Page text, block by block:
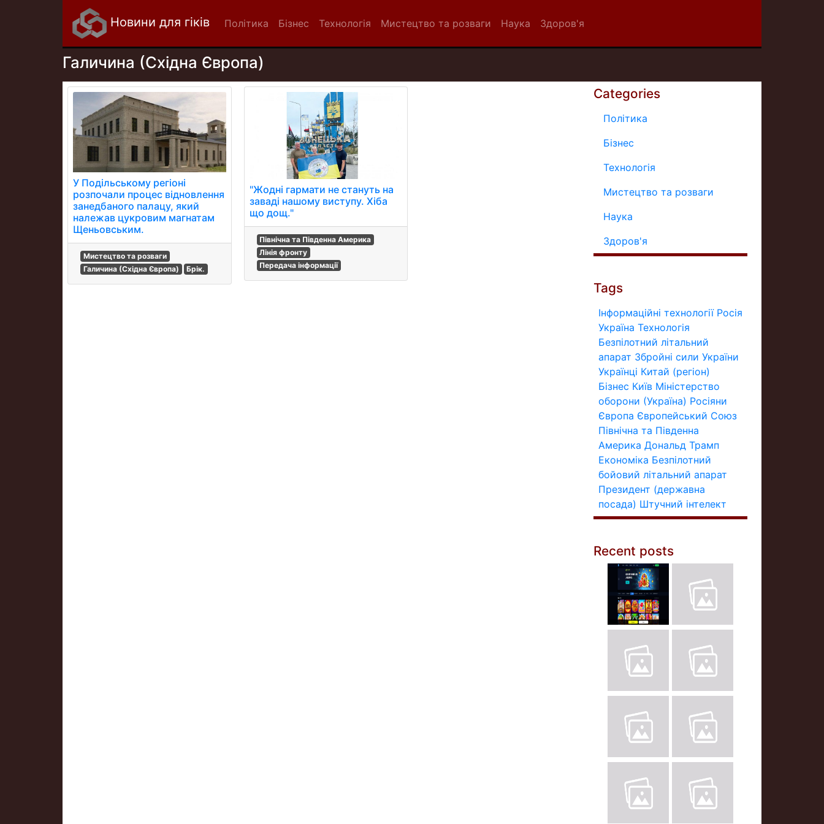
Новини для гіків Політика Бізнес Технологія Мистецтво та розваги Наука Здоров'я
Галичина (Східна Європа)
У Подільському регіоні
розпочали процес відновлення
занедбаного палацу, який
належав цукровим магнатам
Щеньовським.
Мистецтво та розваги
Галичина (Східна Європа)
Брік.
"Жодні гармати не стануть на
заваді нашому виступу. Хіба
що дощ."
Північна та Південна Америка
Лінія фронту
Передача інформації
Categories
Політика
Бізнес
Технологія
Мистецтво та розваги
Наука
Здоров'я
Tags
Інформаційні технології Росія
Україна Технологія
Безпілотний літальний
апарат Збройні сили України
Українці Китай (регіон)
Бізнес Київ Міністерство
оборони (Україна) Росіяни
Європа Європейський Союз
Північна та Південна
Америка Дональд Трамп
Економіка Безпілотний
бойовий літальний апарат
Президент (державна
посада) Штучний інтелект
Recent posts